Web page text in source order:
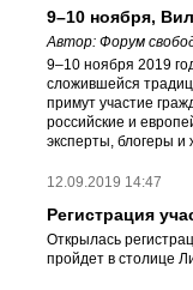
9–10 ноября,
Автор: Форум
9–10 ноября 2019
сложившейся
примут участие
российские и
эксперты, блогеры и
12.09.2019 14:47
Регистрация
Открылась
пройдет в столице